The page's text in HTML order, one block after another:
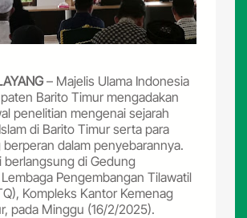
– Majelis Ulama Indonesia
Barito Timur mengadakan
penelitian mengenai sejarah
di Barito Timur serta para
dalam penyebarannya.
berlangsung di Gedung
Pengembangan Tilawatil
Kompleks Kantor Kemenag
pada Minggu (16/2/2025).